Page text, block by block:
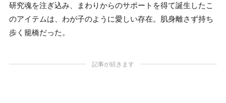
研究魂を注ぎ込み、まわりからのサポートを得て誕生したこ
のアイテムは、わが子のように愛しい存在。肌身離さず持ち
歩く籠橋だった。
記事が続きます